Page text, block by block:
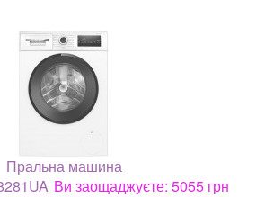
Пральна машина
Ви заощаджуєте: 5055 грн